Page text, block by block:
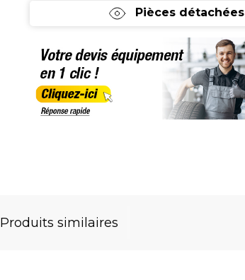
Pièces détachées
Produits similaires